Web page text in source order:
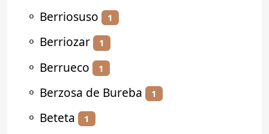
⚬ Berriosuso 1
⚬ Berriozar 1
⚬ Berrueco 1
⚬ Berzosa de Bureba 1
⚬ Beteta 1